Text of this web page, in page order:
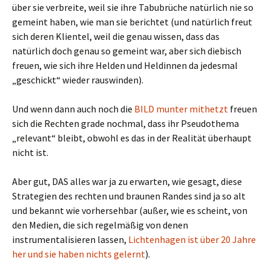
über sie verbreite, weil sie ihre Tabubrüche natürlich nie so
gemeint haben, wie man sie berichtet (und natürlich freut
sich deren Klientel, weil die genau wissen, dass das
natürlich doch genau so gemeint war, aber sich diebisch
freuen, wie sich ihre Helden und Heldinnen da jedesmal
„geschickt“ wieder rauswinden).
Und wenn dann auch noch die BILD munter mithetzt freuen
sich die Rechten grade nochmal, dass ihr Pseudothema
„relevant“ bleibt, obwohl es das in der Realität überhaupt
nicht ist.
Aber gut, DAS alles war ja zu erwarten, wie gesagt, diese
Strategien des rechten und braunen Randes sind ja so alt
und bekannt wie vorhersehbar (außer, wie es scheint, von
den Medien, die sich regelmäßig von denen
instrumentalisieren lassen, Lichtenhagen ist über 20 Jahre
her und sie haben nichts gelernt).